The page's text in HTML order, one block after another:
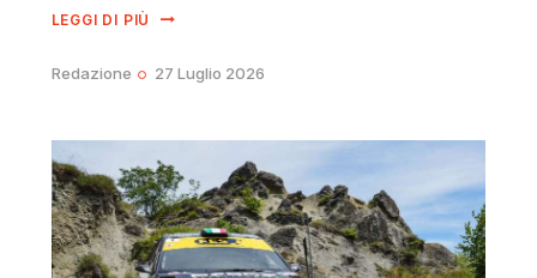
LEGGI DI PIÙ
Redazione 27 Luglio 2026